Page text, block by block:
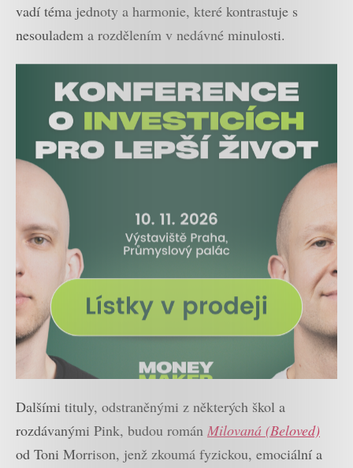
vadí téma jednoty a harmonie, které kontrastuje s
nesouladem a rozdělením v nedávné minulosti.
Dalšími tituly, odstraněnými z některých škol a
rozdávanými Pink, budou román Milovaná (Beloved)
od Toni Morrison, jenž zkoumá fyzickou, emociální a